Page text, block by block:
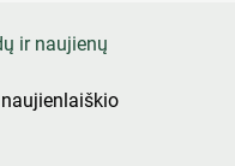
ir naujienų